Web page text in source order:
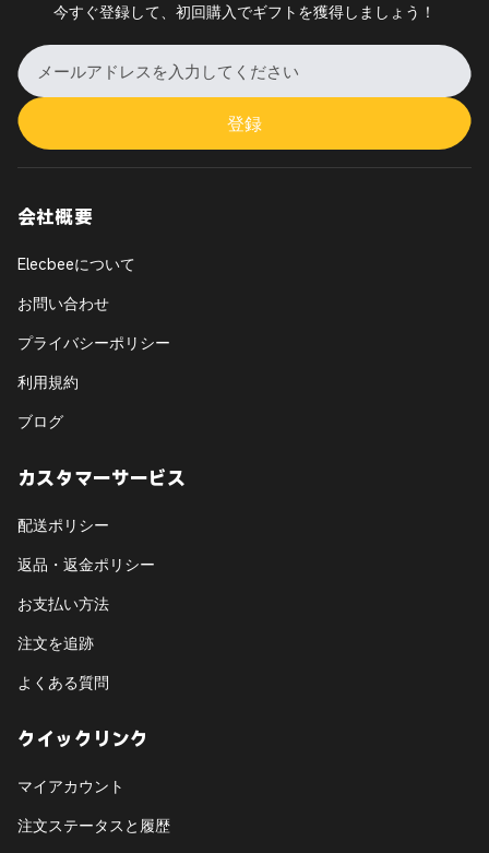
今すぐ登録して、初回購入でギフトを獲得しましょう！
登録
会社概要
Elecbeeについて
お問い合わせ
プライバシーポリシー
利用規約
ブログ
カスタマーサービス
配送ポリシー
返品・返金ポリシー
お支払い方法
注文を追跡
よくある質問
クイックリンク
マイアカウント
注文ステータスと履歴